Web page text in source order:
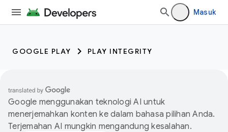
Masuk
GOOGLE PLAY PLAY INTEGRITY
Google menggunakan teknologi AI untuk
menerjemahkan konten ke dalam bahasa pilihan Anda.
Terjemahan AI mungkin mengandung kesalahan.